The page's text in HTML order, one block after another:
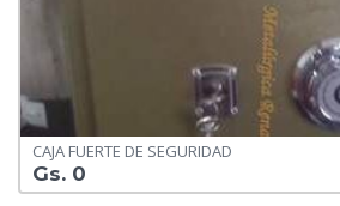
CAJA FUERTE DE SEGURIDAD
Gs. 0